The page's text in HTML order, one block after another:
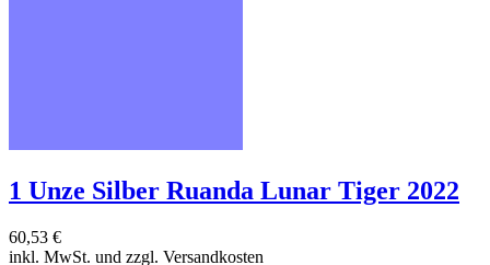
1 Unze Silber Ruanda Lunar Tiger 2022
60,53 €
inkl. MwSt. und zzgl. Versandkosten